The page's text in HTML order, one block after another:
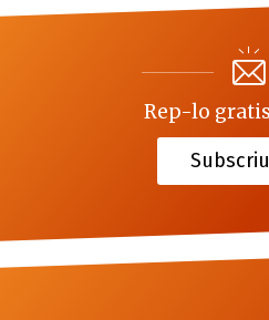
Rep-lo